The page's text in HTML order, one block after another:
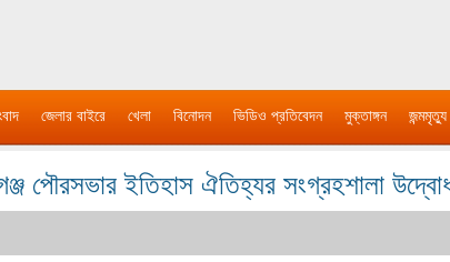
জেলার বাইরে খেলা বিনোদন ভিডিও প্রতিবেদন মুক্তাঙ্গন জন্মমৃত্যু
পৌরসভার ইতিহাস ঐতিহ্যর সংগ্রহশালা